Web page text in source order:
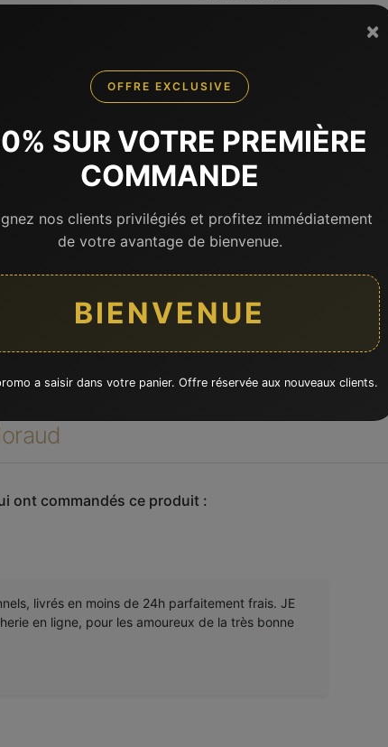
ou à
ce qui
les
Pour
sortez
Expédition en France
Livraison frigorifique par
ont commandés ce produit :
livrés en moins de 24h parfaitement frais. JE
en ligne, pour les amoureux de la très bonne
×
OFFRE EXCLUSIVE
SUR VOTRE PREMIÈRE
COMMANDE
nos clients privilégiés et profitez immédiatement
de votre avantage de bienvenue.
BIENVENUE
a saisir dans votre panier. Offre réservée aux nouveaux clients.